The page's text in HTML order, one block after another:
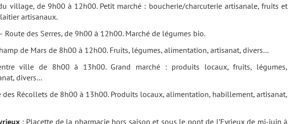
village, de 9h00 à 12h00. Petit marché : boucherie/charcuterie artisanale, fruits et
artisanaux.
Route des Serres, de 9h00 à 12h00. Marché de légumes bio.
de Mars de 8h00 à 12h00. Fruits, légumes, alimentation, artisanat, divers…
ville de 8h00 à 13h00. Grand marché : produits locaux, fruits, légumes,
divers…
des Récollets de 8h00 à 13h00. Produits locaux, alimentation, habillement, artisanat,
: Placette de la pharmacie hors saison et sous le pont de l’Eyrieux de mi-juin à